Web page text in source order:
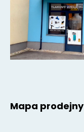
Mapa prodejny